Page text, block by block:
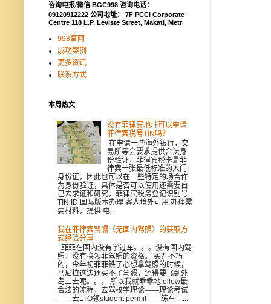
咨询电报/微信 BGC998 咨询电话：
09120912222 公司地址： 7F PCCI Corporate
Centre 118 L.P. Leviste Street, Makati, Metr
998官网
成功案例
更多资讯
联系方式
本周热文
没有菲律宾地址可以申请
菲律宾税号TIN吗？
在申请一些海外银行，交
易所等会要求提供合法身
份验证，菲律宾税卡是菲
律宾一张最低标准的入门
身份证，因此也可以在一些特定的场合作
为身份验证，具体是否可以使用还需要自
己去求证和研究，菲律宾税务登记识别号
TIN ID 国际版本办理 客人境外可用 办理需
要材料，提供 电...
我在菲律宾驾照（无国内驾照）的获取方
式经验分享
菲菲在国内没有学过车。。。没有国内驾
照，没有换领菲驾照的资格。 买？不巧
的，今年初菲菲铁了心想拿驾照的时候，
马尼拉这边还买不了驾照，还得要飞到外
岛上去呢。。。 所以我就乖乖地follow最
合法的流程，去驾校学理论——理论考试
——去LTO领student permit——练车—...